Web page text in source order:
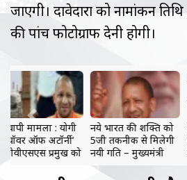
जाएगी। दावेदारों को नामांकन
की पांच फोटोग्राफ देनी होगी।
केंद्र और राज्य ने किसानों
के साथ छल किया: अजय
राय
गाय कुछ लोगों के
‘गुनाह’ हो सकती है,
हमारे लिए तो माता
पूजनीय है: पीएम मोदी
Previous